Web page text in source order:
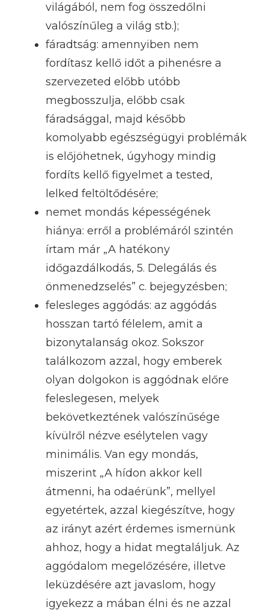
világából, nem fog összedőlni
valószínűleg a világ stb.);
fáradtság: amennyiben nem
fordítasz kellő időt a pihenésre a
szervezeted előbb utóbb
megbosszulja, előbb csak
fáradsággal, majd később
komolyabb egészségügyi problémák
is előjöhetnek, úgyhogy mindig
fordíts kellő figyelmet a tested,
lelked feltöltődésére;
nemet mondás képességének
hiánya: erről a problémáról szintén
írtam már „A hatékony
időgazdálkodás, 5. Delegálás és
önmenedzselés” c. bejegyzésben;
felesleges aggódás: az aggódás
hosszan tartó félelem, amit a
bizonytalanság okoz. Sokszor
találkozom azzal, hogy emberek
olyan dolgokon is aggódnak előre
feleslegesen, melyek
bekövetkeztének valószínűsége
kívülről nézve esélytelen vagy
minimális. Van egy mondás,
miszerint „A hídon akkor kell
átmenni, ha odaérünk”, mellyel
egyetértek, azzal kiegészítve, hogy
az irányt azért érdemes ismernünk
ahhoz, hogy a hidat megtaláljuk. Az
aggódalom megelőzésére, illetve
leküzdésére azt javaslom, hogy
igyekezz a mában élni és ne azzal